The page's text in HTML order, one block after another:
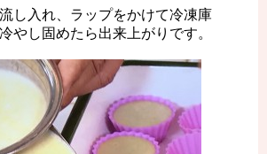
し入れ、ラップをかけて冷凍庫
やし固めたら出来上がりです。